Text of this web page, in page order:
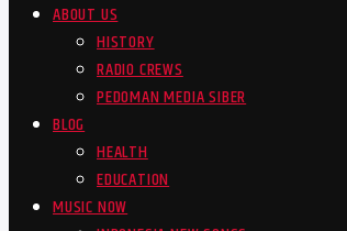
ABOUT US
HISTORY
RADIO CREWS
PEDOMAN MEDIA SIBER
BLOG
HEALTH
EDUCATION
MUSIC NOW